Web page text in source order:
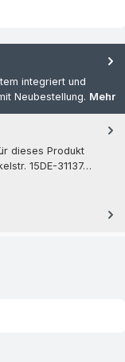
integriert und
Neubestellung. Mehr
dieses Produkt
15DE-31137…